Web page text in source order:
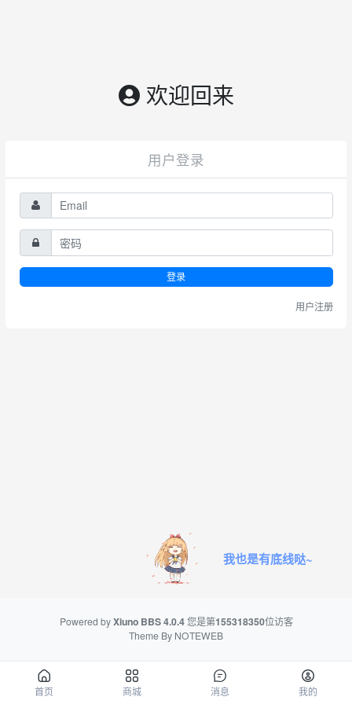
欢迎回来
用户登录
登录
用户注册
我也是有底线哒~
Powered byXiuno BBS4.0.4 您是第155318350位访客
Theme By NOTEWEB
首页 商城 消息 我的